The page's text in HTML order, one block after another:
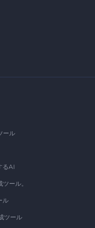
ール
るAI
ール。
ル
ツール